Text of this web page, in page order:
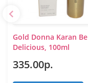
Gold Donna Karan Be
Delicious, 100ml
335.00р.